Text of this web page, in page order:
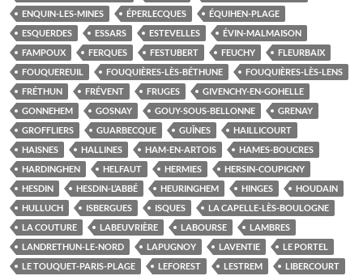
ENQUIN-LES-MINES
ÉPERLECQUES
ÉQUIHEN-PLAGE
ESQUERDES
ESSARS ESTEVELLES
ÉVIN-MALMAISON
FAMPOUX
FERQUES FESTUBERT FEUCHY
FLEURBAIX
FOUQUEREUIL
FOUQUIÈRES-LÈS-BÉTHUNE
FOUQUIÈRES-LÈS-LENS
FRÉTHUN
FRÉVENT FRUGES
GIVENCHY-EN-GOHELLE
GONNEHEM
GOSNAY GOUY-SOUS-BELLONNE
GRENAY
GROFFLIERS
GUARBECQUE GUÎNES
HAILLICOURT
HAISNES
HALLINES HAM-EN-ARTOIS
HAMES-BOUCRES
HARDINGHEN
HELFAUT HERMIES
HERSIN-COUPIGNY
HESDIN
HESDIN-L’ABBÉ HEURINGHEM HINGES
HOUDAIN
HULLUCH
ISBERGUES ISQUES
LA CAPELLE-LÈS-BOULOGNE
LA COUTURE
LABEUVRIÈRE LABOURSE
LAMBRES
LANDRETHUN-LE-NORD
LAPUGNOY LAVENTIE
LE PORTEL
LE TOUQUET-PARIS-PLAGE
LEFOREST LESTREM
LIBERCOURT